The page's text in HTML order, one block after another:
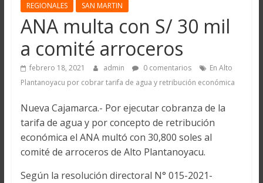
REGIONALES SAN MARTIN
ANA multa con S/ 30 mil
a comité arroceros
febrero 18, 2021 admin 0 comentarios
En Alto
Plantanoyacu por cobrar tarifa de agua y retribución económica
Nueva Cajamarca.- Por ejecutar cobranza de la
tarifa de agua y por concepto de retribución
económica el ANA multó con 30,800 soles al
comité de arroceros de Alto Plantanoyacu.
Según la resolución directoral N° 015-2021-